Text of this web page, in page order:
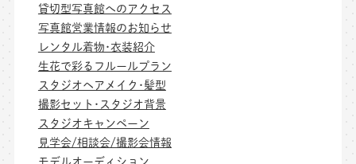
貸切型写真館へのアクセス
写真館営業情報のお知らせ
レンタル着物･衣装紹介
生花で彩るフルールプラン
スタジオヘアメイク･髪型
撮影セット･スタジオ背景
スタジオキャンペーン
見学会/相談会/撮影会情報